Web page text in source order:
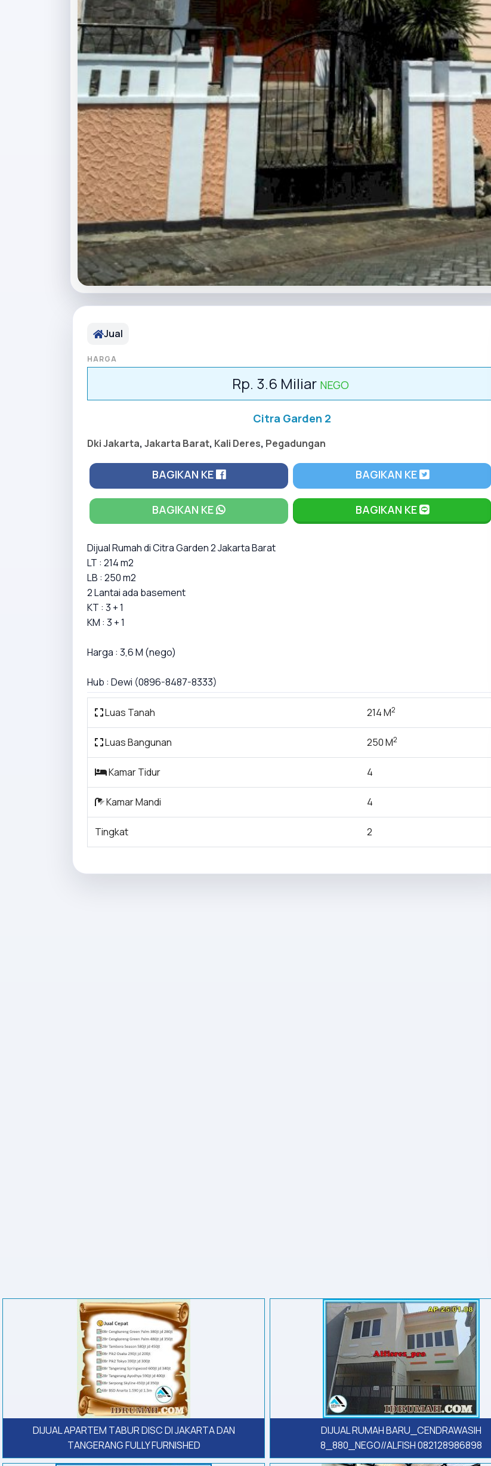
Jual
HARGA
Rp. 3.6 Miliar NEGO
Citra Garden 2
Dki Jakarta, Jakarta Barat, Kali Deres, Pegadungan
BAGIKAN KE BAGIKAN KE
BAGIKAN KE BAGIKAN KE
Dijual Rumah di Citra Garden 2 Jakarta Barat
LT : 214 m2
LB : 250 m2
2 Lantai ada basement
KT : 3 + 1
KM : 3 + 1
Harga : 3,6 M (nego)
Hub : Dewi (0896-8487-8333)
Luas Tanah 214 M2
Luas Bangunan 250 M2
Kamar Tidur 4
Kamar Mandi 4
Tingkat 2
DIJUAL APARTEM TABUR DISC DI JAKARTA DAN
TANGERANG FULLY FURNISHED
DIJUAL RUMAH BARU_CENDRAWASIH
8_880_NEGO//ALFISH 082128986898